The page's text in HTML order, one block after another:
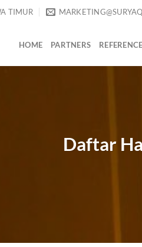
TIMUR
HOME PARTNERS REFERENCE
Daftar